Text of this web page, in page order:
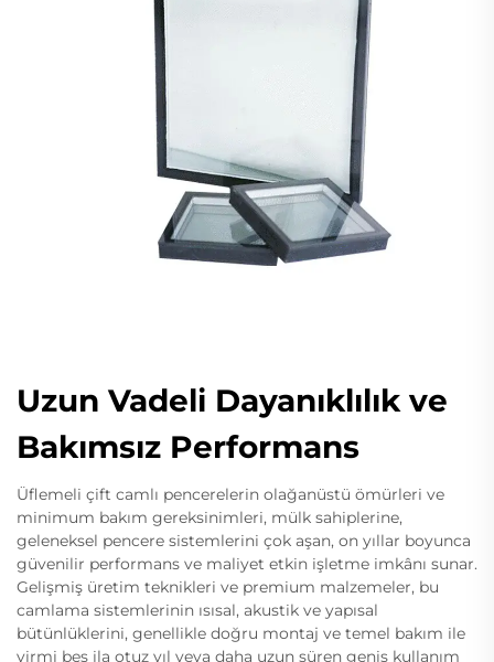
Uzun Vadeli Dayanıklılık ve
Bakımsız Performans
Üflemeli çift camlı pencerelerin olağanüstü ömürleri ve
minimum bakım gereksinimleri, mülk sahiplerine,
geleneksel pencere sistemlerini çok aşan, on yıllar boyunca
güvenilir performans ve maliyet etkin işletme imkânı sunar.
Gelişmiş üretim teknikleri ve premium malzemeler, bu
camlama sistemlerinin ısısal, akustik ve yapısal
bütünlüklerini, genellikle doğru montaj ve temel bakım ile
yirmi beş ila otuz yıl veya daha uzun süren geniş kullanım